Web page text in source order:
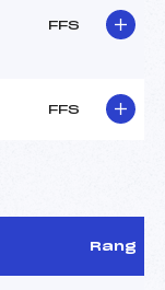
FFS
FFS
Rang